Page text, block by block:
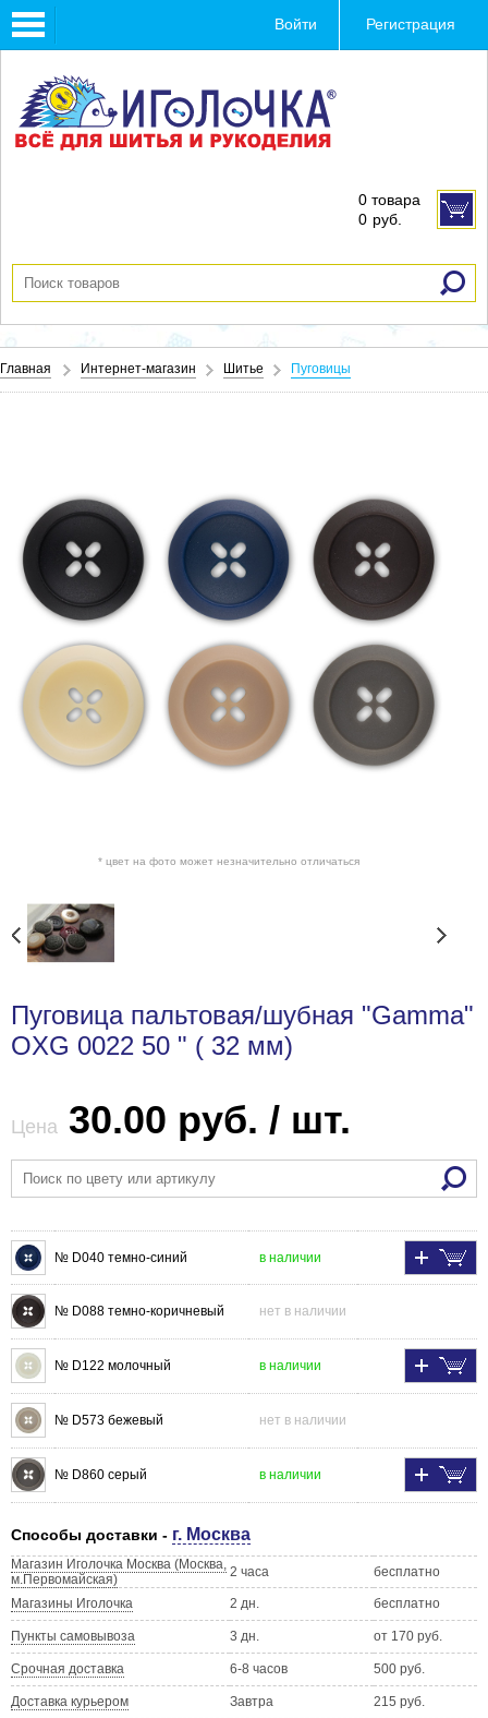
Toggle
navigation
Войти Регистрация
0 товара
0 руб.
Главная Интернет-магазин Шитье Пуговицы
* цвет на фото может незначительно отличаться
Пуговица пальтовая/шубная "Gamma"
OXG 0022 50 " ( 32 мм)
Цена 30.00 руб. / шт.
№ D040 темно-синий в наличии
№ D088 темно-коричневый нет в наличии
№ D122 молочный в наличии
№ D573 бежевый нет в наличии
№ D860 серый в наличии
Способы доставки - г. Москва
Магазин Иголочка Москва (Москва,
м.Первомайская)
2 часа бесплатно
Магазины Иголочка 2 дн. бесплатно
Пункты самовывоза 3 дн. от 170 руб.
Срочная доставка 6-8 часов 500 руб.
Доставка курьером Завтра 215 руб.